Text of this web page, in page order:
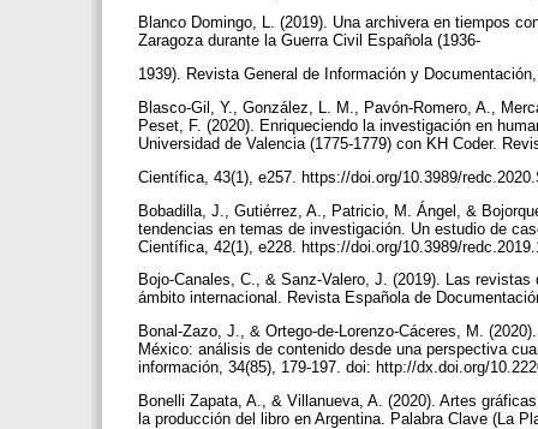
Blanco Domingo, L. (2019). Una archivera en tiempos
Zaragoza durante la Guerra Civil Española (1936-
1939). Revista General de Información y
Blasco-Gil, Y., González, L. M., Pavón-Romero, A.,
Peset, F. (2020). Enriqueciendo la investigación en
Universidad de Valencia (1775-1779) con KH Coder.
Científica, 43(1), e257. https://doi.org/10.3989/
Bobadilla, J., Gutiérrez, A., Patricio, M. Ángel, &
tendencias en temas de investigación. Un estudio de
Científica, 42(1), e228. https://doi.org/10.3989/
Bojo-Canales, C., & Sanz-Valero, J. (2019). Las
ámbito internacional. Revista Española de
Bonal-Zazo, J., & Ortego-de-Lorenzo-Cáceres, M.
México: análisis de contenido desde una perspectiva
información, 34(85), 179-197. doi: http://dx.doi.org/
Bonelli Zapata, A., & Villanueva, A. (2020). Artes
la producción del libro en Argentina. Palabra Clave (La